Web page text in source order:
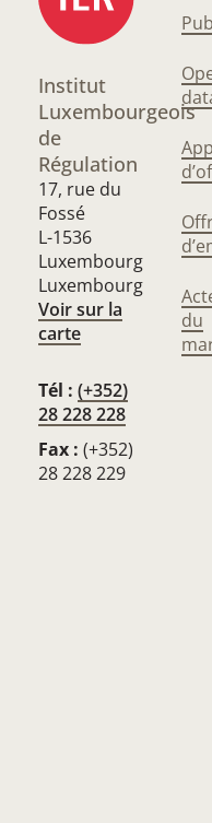
Institut
Luxembourgeois
de
Régulation
17, rue du
Fossé
L-1536
Luxembourg
Luxembourg
Voir sur la
carte
Tél : (+352)
28 228 228
Fax : (+352)
28 228 229
du